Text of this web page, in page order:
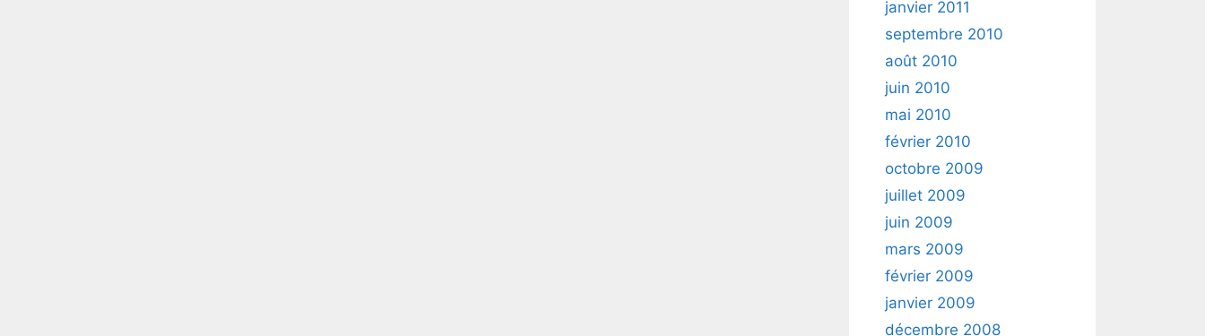
janvier 2011
septembre 2010
août 2010
juin 2010
mai 2010
février 2010
octobre 2009
juillet 2009
juin 2009
mars 2009
février 2009
janvier 2009
décembre 2008